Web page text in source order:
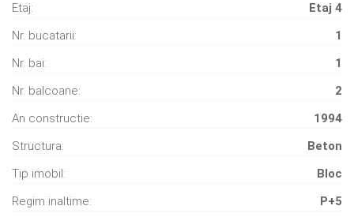
Etaj:
Etaj 4
Nr. bucatarii:
1
Nr. bai:
1
Nr. balcoane:
2
An constructie:
1994
Structura:
Beton
Tip imobil:
Bloc
Regim inaltime:
P+5